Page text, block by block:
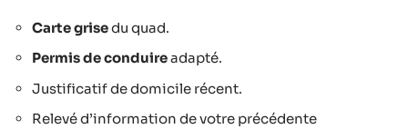
Carte grisedu quad.
Permis de conduireadapté.
Justificatif de domicile récent.
Relevé d’information de votre précédente